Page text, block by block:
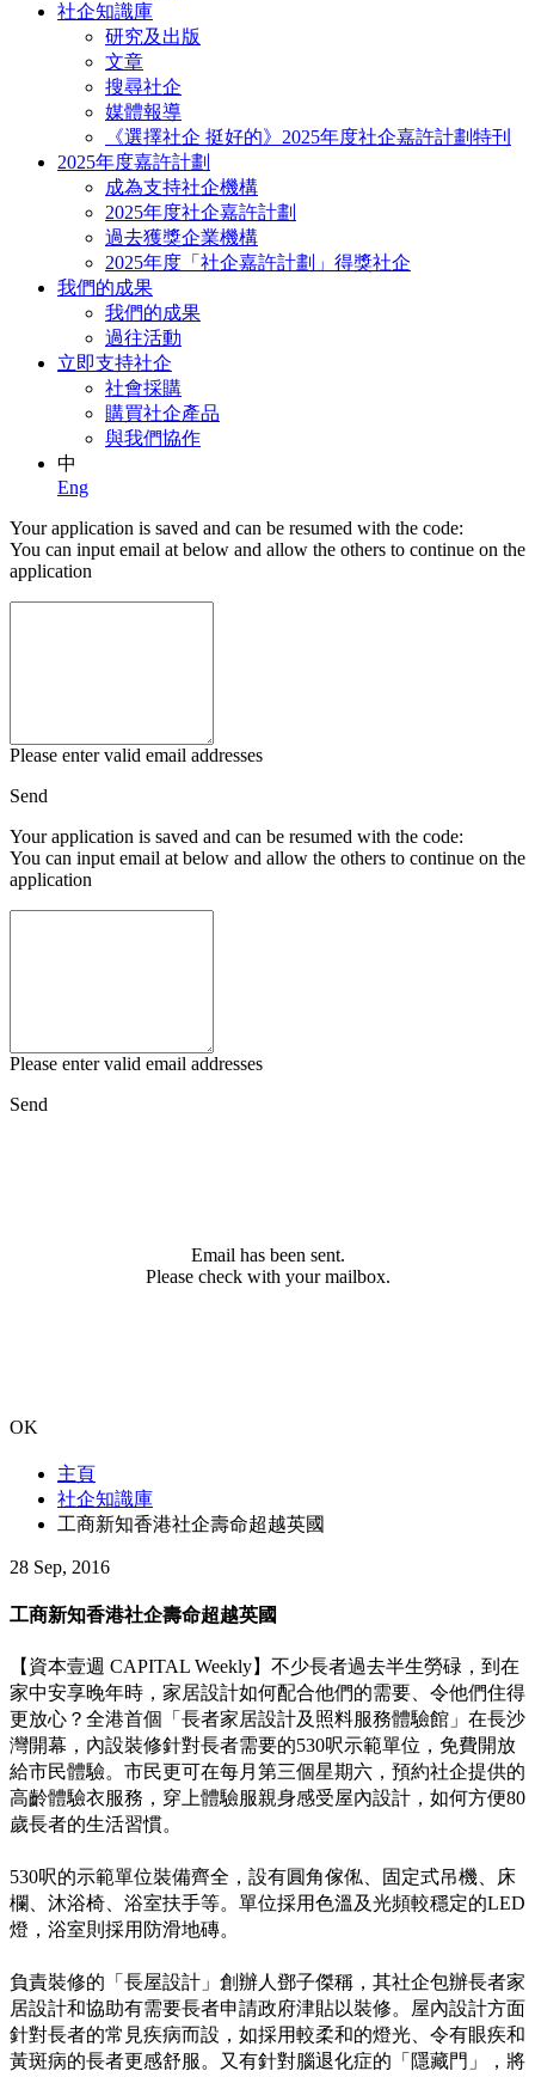
社企知識庫
研究及出版
文章
搜尋社企
媒體報導
《選擇社企 挺好的》2025年度社企嘉許計劃特刊
2025年度嘉許計劃
成為支持社企機構
2025年度社企嘉許計劃
過去獲獎企業機構
2025年度「社企嘉許計劃」得獎社企
我們的成果
我們的成果
過往活動
立即支持社企
社會採購
購買社企產品
與我們協作
中
Eng
Your application is saved and can be resumed with the code:
You can input email at below and allow the others to continue on the
application
Please enter valid email addresses
Send
Your application is saved and can be resumed with the code:
You can input email at below and allow the others to continue on the
application
Please enter valid email addresses
Send
Email has been sent.
Please check with your mailbox.
OK
主頁
社企知識庫
工商新知香港社企壽命超越英國
28 Sep, 2016
工商新知香港社企壽命超越英國
【資本壹週 CAPITAL Weekly】不少長者過去半生勞碌，到在
家中安享晚年時，家居設計如何配合他們的需要、令他們住得
更放心？全港首個「長者家居設計及照料服務體驗館」在長沙
灣開幕，內設裝修針對長者需要的530呎示範單位，免費開放
給市民體驗。市民更可在每月第三個星期六，預約社企提供的
高齡體驗衣服務，穿上體驗服親身感受屋內設計，如何方便80
歲長者的生活習慣。
530呎的示範單位裝備齊全，設有圓角傢俬、固定式吊機、床
欄、沐浴椅、浴室扶手等。單位採用色溫及光頻較穩定的LED
燈，浴室則採用防滑地磚。
負責裝修的「長屋設計」創辦人鄧子傑稱，其社企包辦長者家
居設計和協助有需要長者申請政府津貼以裝修。屋內設計方面
針對長者的常見疾病而設，如採用較柔和的燈光、令有眼疾和
黃斑病的長者更感舒服。又有針對腦退化症的「隱藏門」，將